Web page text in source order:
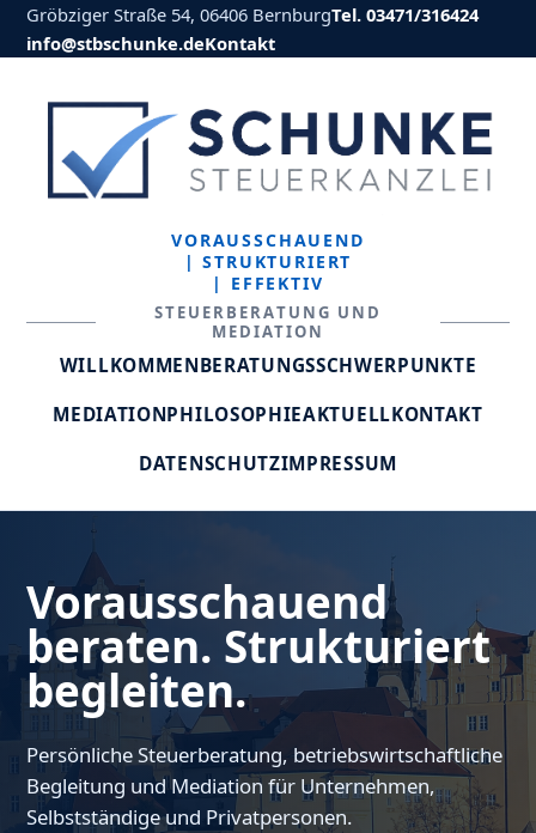
Gröbziger Straße 54, 06406 BernburgTel. 03471/316424
info@stbschunke.deKontakt
VORAUSSCHAUEND
| STRUKTURIERT
| EFFEKTIV
STEUERBERATUNG UND
MEDIATION
WILLKOMMENBERATUNGSSCHWERPUNKTE
MEDIATIONPHILOSOPHIEAKTUELLKONTAKT
DATENSCHUTZIMPRESSUM
Vorausschauend
beraten. Strukturiert
begleiten.
Persönliche Steuerberatung, betriebswirtschaftliche
Begleitung und Mediation für Unternehmen,
Selbstständige und Privatpersonen.